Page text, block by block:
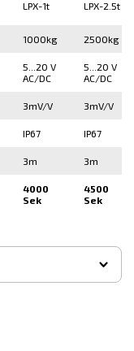
LPX-1t LPX-2.5t
1000kg 2500kg
5...20 V
AC/DC
5...20 V
AC/DC
3mV/V 3mV/V
IP67 IP67
3m 3m
4000
Sek
4500
Sek
▾